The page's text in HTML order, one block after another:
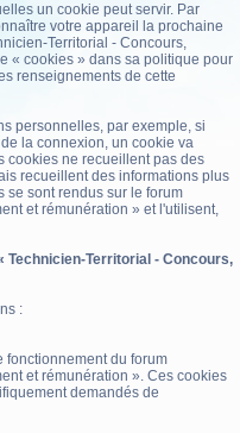
un cookie peut servir. Par
votre appareil la prochaine
Territorial - Concours,
« cookies » dans sa politique pour
renseignements de cette
personnelles, par exemple, si
la connexion, un cookie va
cookies ne recueillent pas des
recueillent des informations plus
se sont rendus sur le forum
et rémunération » et l'utilisent,
Territorial - Concours,
:
fonctionnement du forum
et rémunération ». Ces cookies
demandés de